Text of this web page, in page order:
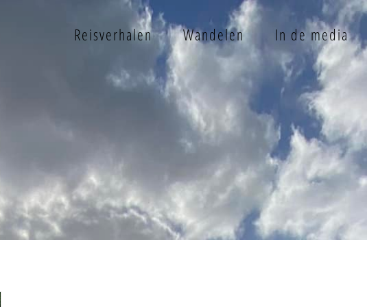
Reisverhalen Wandelen In de media